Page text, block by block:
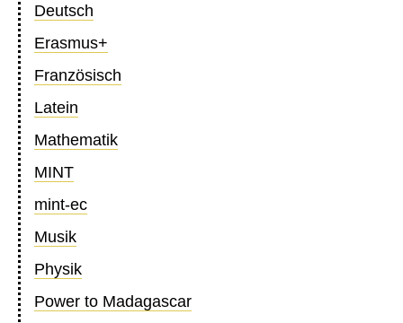
Deutsch
Erasmus+
Französisch
Latein
Mathematik
MINT
mint-ec
Musik
Physik
Power to Madagascar